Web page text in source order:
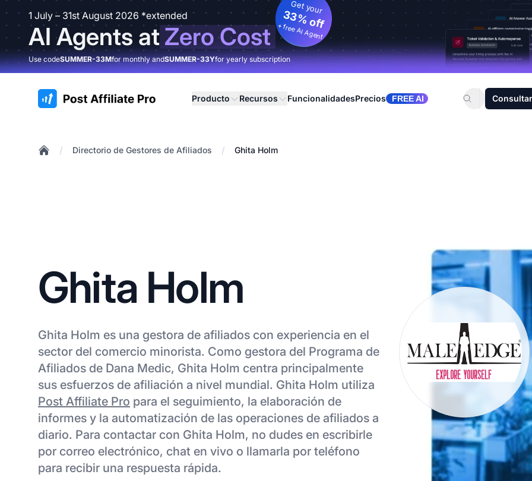
1 July – 31st August 2026 *extended
AI Agents atZero Cost
Get your
33% off
+ free AI Agent
Use codeSUMMER-33Mfor monthly andSUMMER-33Yfor yearly subscription
:site.title Producto Recursos FuncionalidadesPrecios FREE AI
/ Directorio de Gestores de Afiliados / Ghita Holm
Ghita Holm
Ghita Holm es una gestora de afiliados con experiencia en el
sector del comercio minorista. Como gestora del Programa de
Afiliados de Dana Medic, Ghita Holm centra principalmente
sus esfuerzos de afiliación a nivel mundial. Ghita Holm utiliza
Post Affiliate Pro para el seguimiento, la elaboración de
informes y la automatización de las operaciones de afiliados a
diario. Para contactar con Ghita Holm, no dudes en escribirle
por correo electrónico, chat en vivo o llamarla por teléfono
para recibir una respuesta rápida.